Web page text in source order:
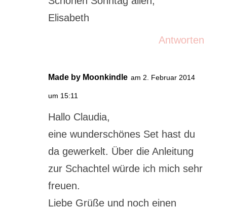
Elisabeth
Antworten
Made by Moonkindle am 2. Februar 2014
um 15:11
Hallo Claudia,
eine wunderschönes Set hast du
da gewerkelt. Über die Anleitung
zur Schachtel würde ich mich sehr
freuen.
Liebe Grüße und noch einen